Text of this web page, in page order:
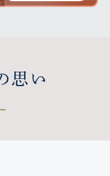
オーガニックミ
ミントが配合されて
思い